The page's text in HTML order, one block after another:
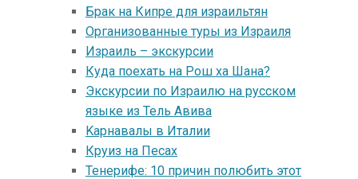
Брак на Кипре для израильтян
Организованные туры из Израиля
Израиль – экскурсии
Куда поехать на Рош ха Шана?
Экскурсии по Израилю на русском
языке из Тель Авива
Kарнавалы в Италии
Круиз на Песах
Тенерифе: 10 причин полюбить этот